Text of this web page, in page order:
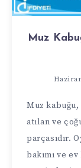
Muz
Muz
atılan ve
parçasıdır.
bakımı ve